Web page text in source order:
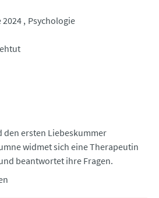
2024 Psychologie
den ersten Liebeskummer
widmet sich eine Therapeutin
beantwortet ihre Fragen.